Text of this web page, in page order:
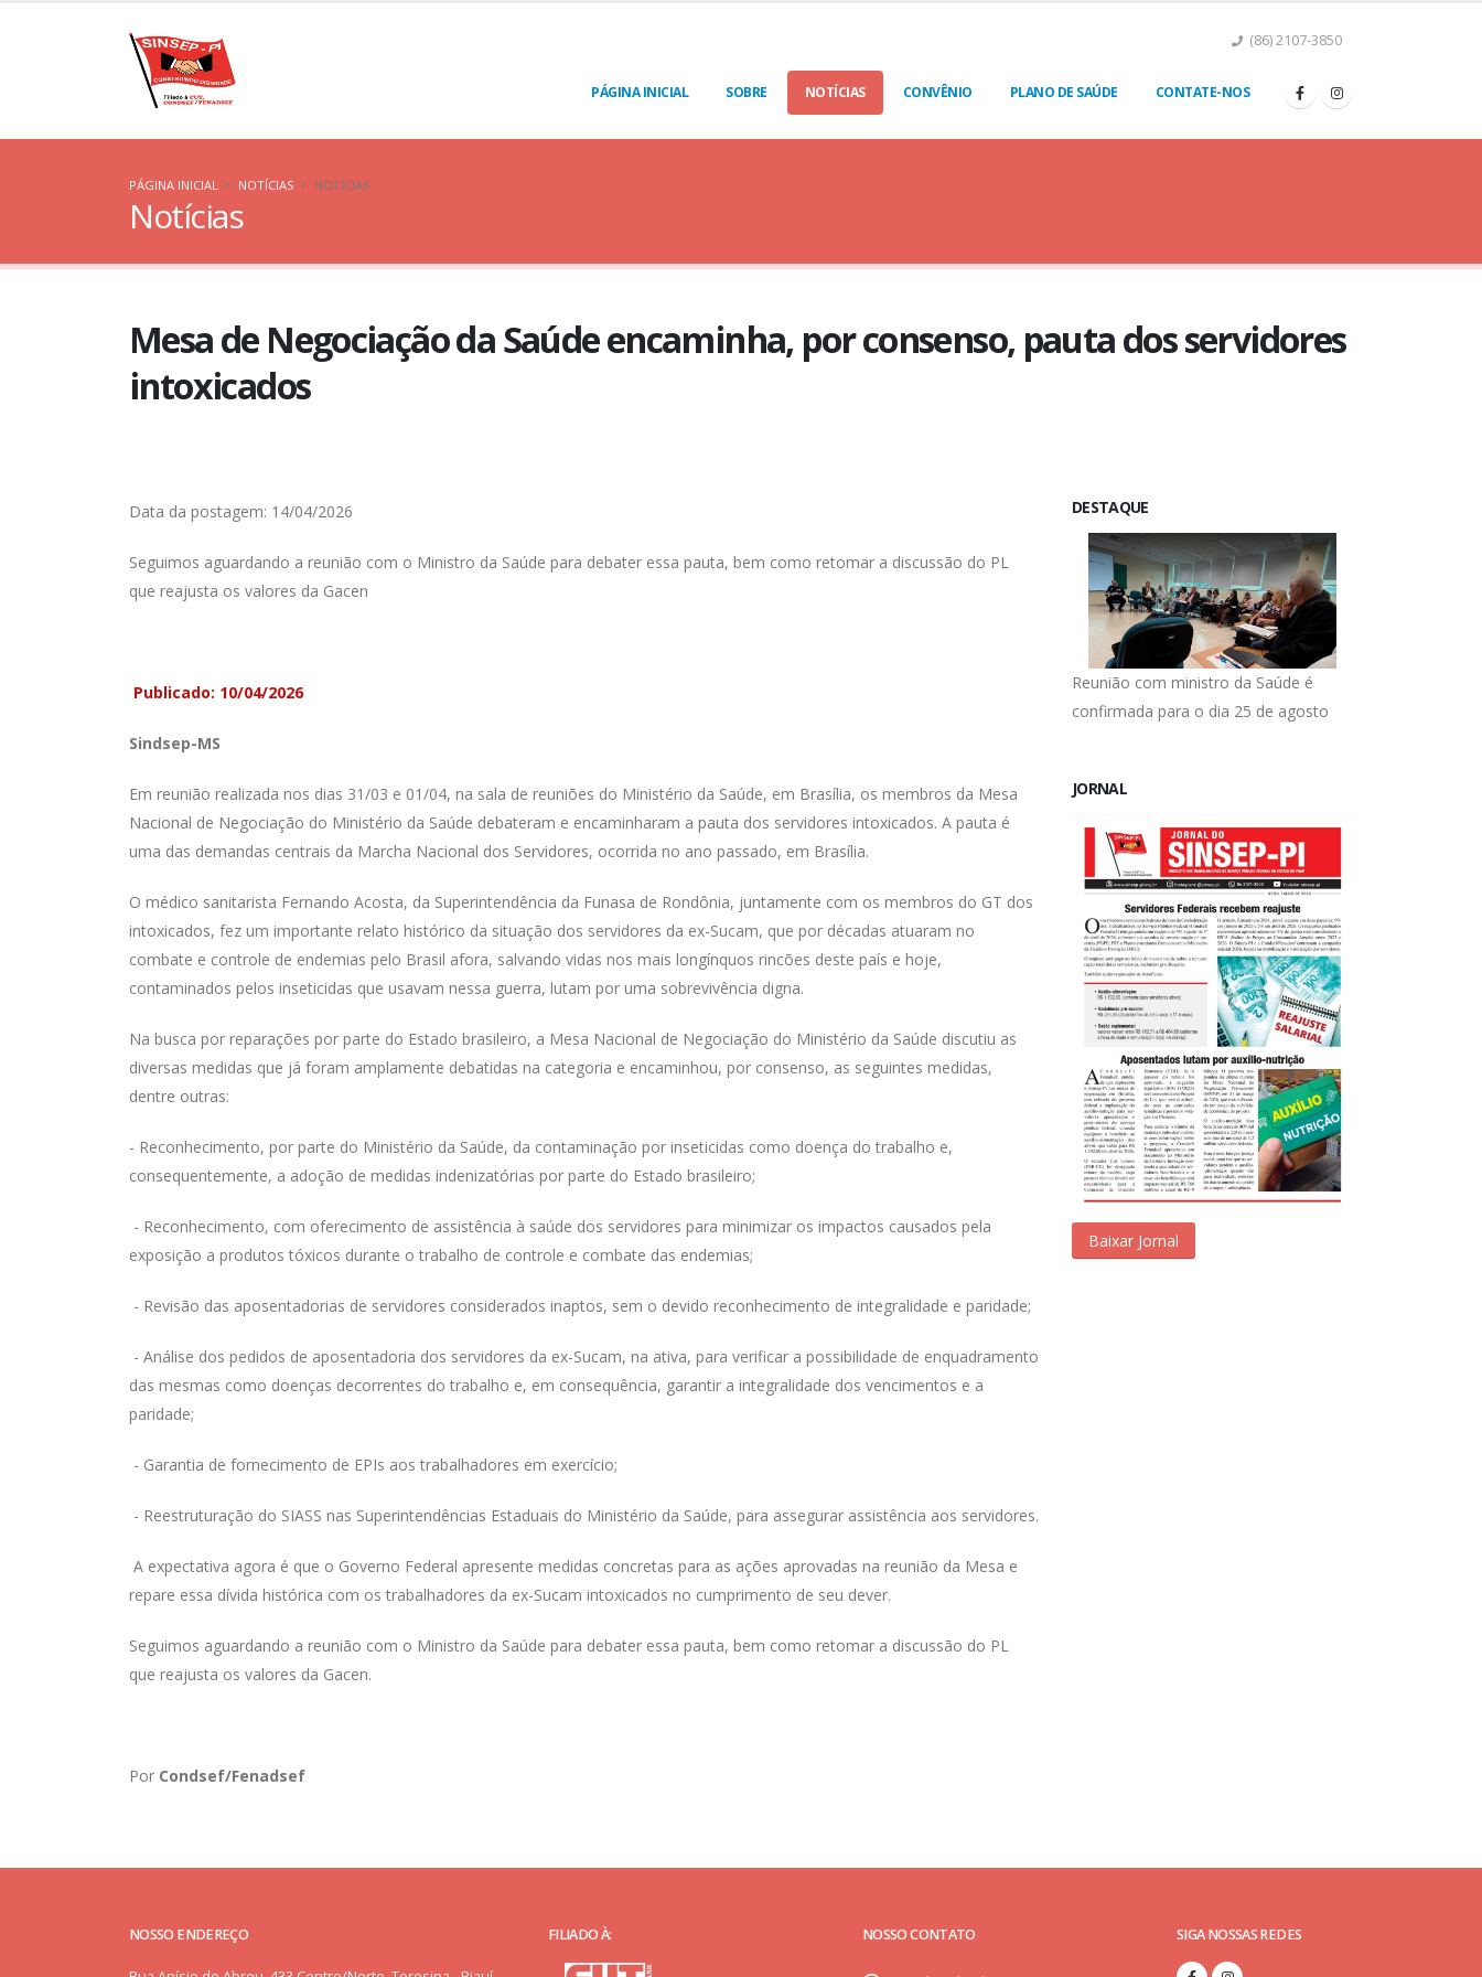
(86) 2107-3850
PÁGINA INICIAL SOBRE NOTÍCIAS CONVÊNIO PLANO DE SAÚDE CONTATE-NOS
PÁGINA INICIAL NOTÍCIAS NOTÍCIAS
Notícias
Mesa de Negociação da Saúde encaminha, por consenso, pauta dos servidores
intoxicados
Data da postagem: 14/04/2026
Seguimos aguardando a reunião com o Ministro da Saúde para debater essa pauta, bem como retomar a discussão do PL
que reajusta os valores da Gacen
Publicado: 10/04/2026
Sindsep-MS
Em reunião realizada nos dias 31/03 e 01/04, na sala de reuniões do Ministério da Saúde, em Brasília, os membros da Mesa
Nacional de Negociação do Ministério da Saúde debateram e encaminharam a pauta dos servidores intoxicados. A pauta é
uma das demandas centrais da Marcha Nacional dos Servidores, ocorrida no ano passado, em Brasília.
O médico sanitarista Fernando Acosta, da Superintendência da Funasa de Rondônia, juntamente com os membros do GT dos
intoxicados, fez um importante relato histórico da situação dos servidores da ex-Sucam, que por décadas atuaram no
combate e controle de endemias pelo Brasil afora, salvando vidas nos mais longínquos rincões deste país e hoje,
contaminados pelos inseticidas que usavam nessa guerra, lutam por uma sobrevivência digna.
Na busca por reparações por parte do Estado brasileiro, a Mesa Nacional de Negociação do Ministério da Saúde discutiu as
diversas medidas que já foram amplamente debatidas na categoria e encaminhou, por consenso, as seguintes medidas,
dentre outras:
- Reconhecimento, por parte do Ministério da Saúde, da contaminação por inseticidas como doença do trabalho e,
consequentemente, a adoção de medidas indenizatórias por parte do Estado brasileiro;
- Reconhecimento, com oferecimento de assistência à saúde dos servidores para minimizar os impactos causados pela
exposição a produtos tóxicos durante o trabalho de controle e combate das endemias;
- Revisão das aposentadorias de servidores considerados inaptos, sem o devido reconhecimento de integralidade e paridade;
- Análise dos pedidos de aposentadoria dos servidores da ex-Sucam, na ativa, para verificar a possibilidade de enquadramento
das mesmas como doenças decorrentes do trabalho e, em consequência, garantir a integralidade dos vencimentos e a
paridade;
- Garantia de fornecimento de EPIs aos trabalhadores em exercício;
- Reestruturação do SIASS nas Superintendências Estaduais do Ministério da Saúde, para assegurar assistência aos servidores.
A expectativa agora é que o Governo Federal apresente medidas concretas para as ações aprovadas na reunião da Mesa e
repare essa dívida histórica com os trabalhadores da ex-Sucam intoxicados no cumprimento de seu dever.
Seguimos aguardando a reunião com o Ministro da Saúde para debater essa pauta, bem como retomar a discussão do PL
que reajusta os valores da Gacen.
Por Condsef/Fenadsef
DESTAQUE
Reunião com ministro da Saúde é
confirmada para o dia 25 de agosto
JORNAL
Baixar Jornal
NOSSO ENDEREÇO FILIADO À: NOSSO CONTATO SIGA NOSSAS REDES